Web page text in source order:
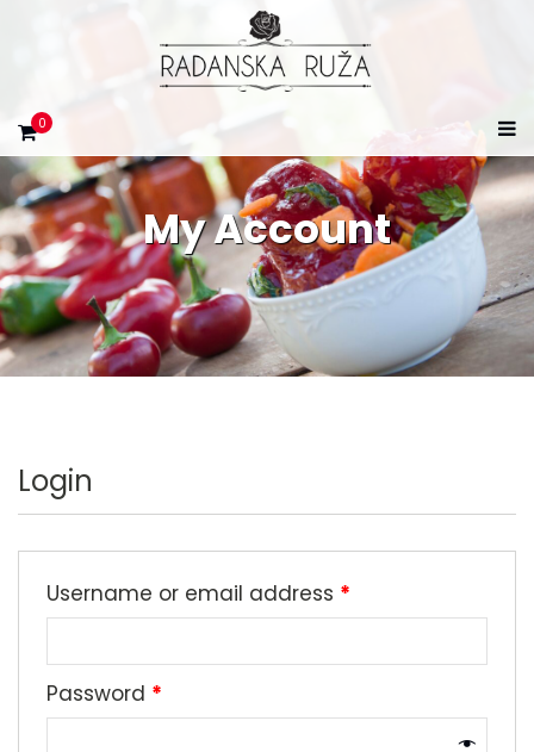
0
My Account
Login
Username or email address *
Password *